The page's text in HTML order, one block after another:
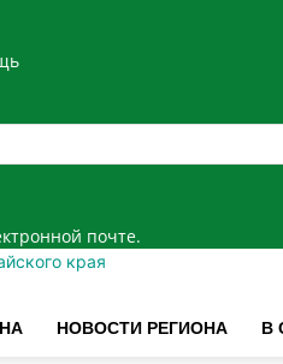
почте.
края
НОВОСТИ РЕГИОНА В